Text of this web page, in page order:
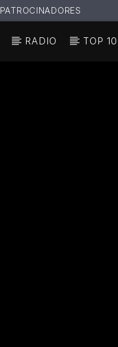
PATROCINADORES
RADIO TOP 10